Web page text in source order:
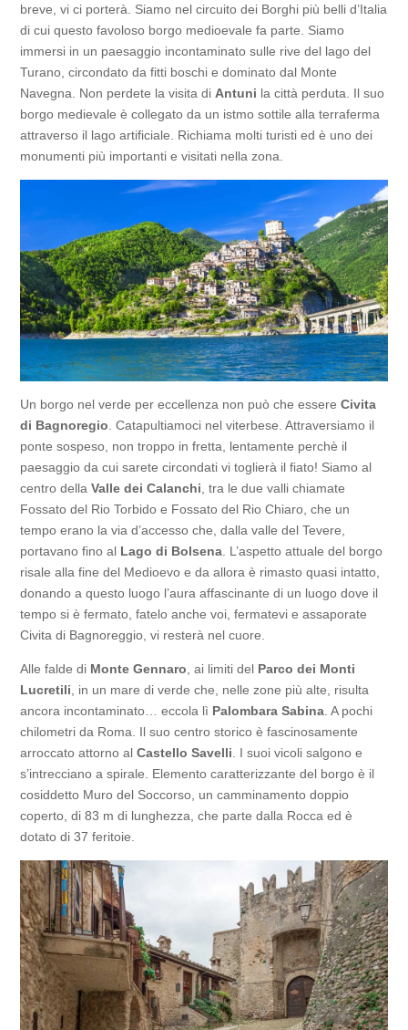
breve, vi ci porterà. Siamo nel circuito dei Borghi più belli d’Italia
di cui questo favoloso borgo medioevale fa parte. Siamo
immersi in un paesaggio incontaminato sulle rive del lago del
Turano, circondato da fitti boschi e dominato dal Monte
Navegna. Non perdete la visita di Antuni la città perduta. Il suo
borgo medievale è collegato da un istmo sottile alla terraferma
attraverso il lago artificiale. Richiama molti turisti ed è uno dei
monumenti più importanti e visitati nella zona.
Un borgo nel verde per eccellenza non può che essereCivita
di Bagnoregio . Catapultiamoci nel viterbese. Attraversiamo il
ponte sospeso, non troppo in fretta, lentamente perchè il
paesaggio da cui sarete circondati vi toglierà il fiato! Siamo al
centro dellaValle dei Calanchi , tra le due valli chiamate
Fossato del Rio Torbido e Fossato del Rio Chiaro, che un
tempo erano la via d’accesso che, dalla valle del Tevere,
portavano fino al Lago di Bolsena . L’aspetto attuale del borgo
risale alla fine del Medioevo e da allora è rimasto quasi intatto,
donando a questo luogo l’aura affascinante di un luogo dove il
tempo si è fermato, fatelo anche voi, fermatevi e assaporate
Civita di Bagnoreggio, vi resterà nel cuore.
Alle falde di Monte Gennaro , ai limiti del Parco dei Monti
Lucretili , in un mare di verde che, nelle zone più alte, risulta
ancora incontaminato… eccola lì Palombara Sabina . A pochi
chilometri da Roma. Il suo centro storico è fascinosamente
arroccato attorno alCastello Savelli . I suoi vicoli salgono e
s’intrecciano a spirale. Elemento caratterizzante del borgo è il
cosiddetto Muro del Soccorso, un camminamento doppio
coperto, di 83 m di lunghezza, che parte dalla Rocca ed è
dotato di 37 feritoie.